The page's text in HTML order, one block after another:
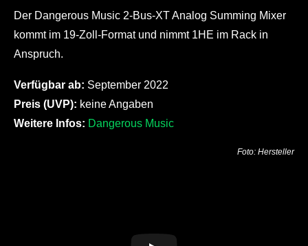
Der Dangerous Music 2-Bus-XT Analog Summing Mixer
kommt im 19-Zoll-Format und nimmt 1HE im Rack in
Anspruch.
Verfügbar ab: September 2022
Preis (UVP): keine Angaben
Weitere Infos: Dangerous Music
Foto: Hersteller